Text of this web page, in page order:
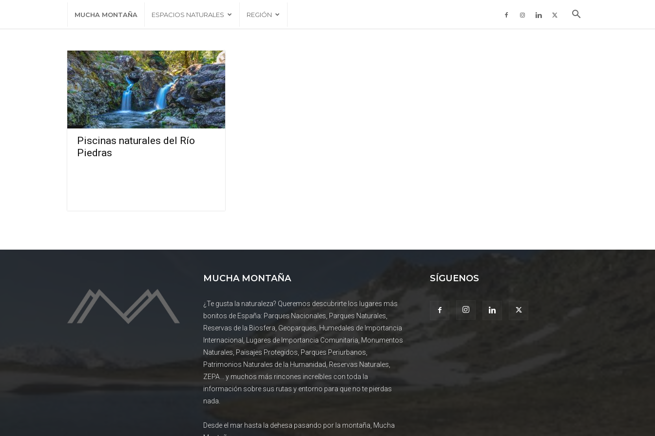
MUCHA MONTAÑA ESPACIOS NATURALES REGIÓN
Piscinas naturales del Río
Piedras
MUCHA MONTAÑA
¿Te gusta la naturaleza? Queremos descubrirte los lugares más
bonitos de España: Parques Nacionales, Parques Naturales,
Reservas de la Biosfera, Geoparques, Humedales de Importancia
Internacional, Lugares de Importancia Comunitaria, Monumentos
Naturales, Paisajes Protegidos, Parques Periurbanos,
Patrimonios Naturales de la Humanidad, Reservas Naturales,
ZEPA... y muchos más rincones increíbles con toda la
información sobre sus rutas y entorno para que no te pierdas
nada.
Desde el mar hasta la dehesa pasando por la montaña, Mucha
SÍGUENOS